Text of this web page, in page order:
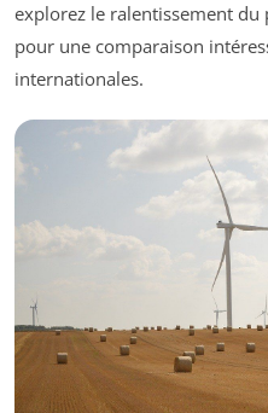
explorez le ralentissement du
pour une comparaison
internationales.